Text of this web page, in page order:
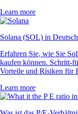
Learn more
Solana (SOL) in
Erfahren Sie, wie Sie
kaufen können. Schritt-
Vorteile und Risiken für
Learn more